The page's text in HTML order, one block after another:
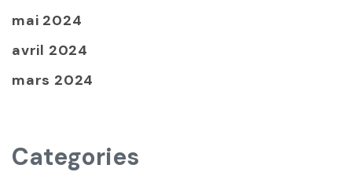
mai 2024
avril 2024
mars 2024
Categories